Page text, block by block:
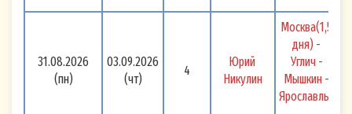
31.08.2026
(пн)
03.09.2026
(чт)
4
Юрий
Никулин
Москва(1,5
дня) -
Углич -
Мышкин -
Ярославль
уточнение (обновление, изменение),
(предоставление, доступ), блокирование,
удаление, уничтожение.
Я согласен, что оператор вправе осуществлять